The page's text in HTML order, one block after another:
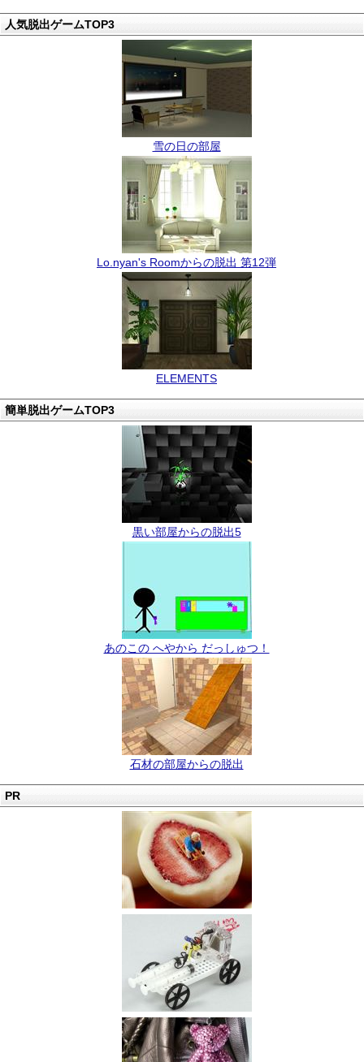
人気脱出ゲームTOP3
雪の日の部屋
Lo.nyan's Roomからの脱出 第12弾
ELEMENTS
簡単脱出ゲームTOP3
黒い部屋からの脱出5
あのこの へやから だっしゅつ！
石材の部屋からの脱出
PR